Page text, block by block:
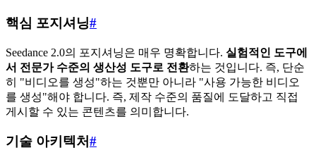
핵심 포지셔닝#
Seedance 2.0의 포지셔닝은 매우 명확합니다. 실험적인 도구에
서 전문가 수준의 생산성 도구로 전환하는 것입니다. 즉, 단순
히 "비디오를 생성"하는 것뿐만 아니라 "사용 가능한 비디오
를 생성"해야 합니다. 즉, 제작 수준의 품질에 도달하고 직접
게시할 수 있는 콘텐츠를 의미합니다.
기술 아키텍처#